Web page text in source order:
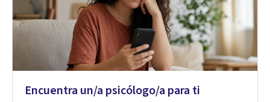
Encuentra un/a psicólogo/a para ti